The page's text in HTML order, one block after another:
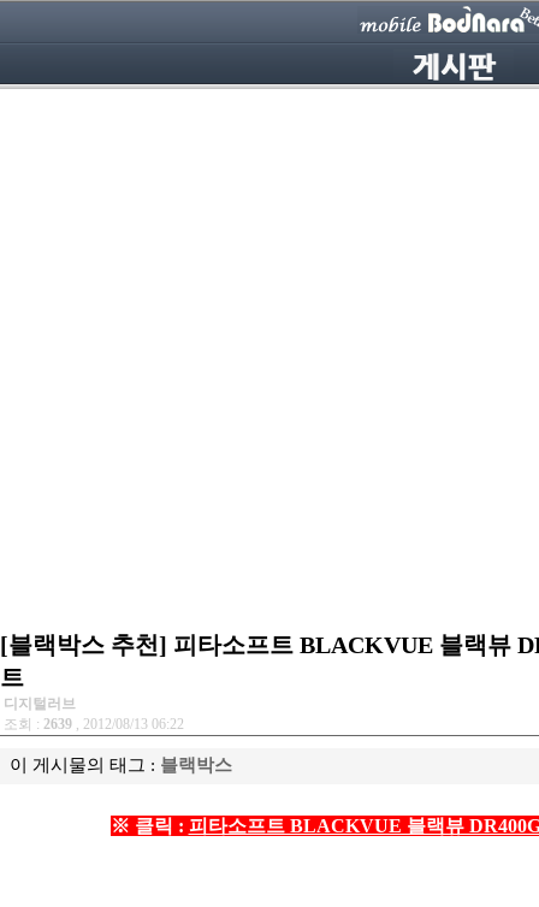
[블랙박스 추천] 피타소프트 BLACKVUE 블랙뷰
트
디지털러브
조회 : 2639 , 2012/08/13 06:22
이 게시물의 태그 : 블랙박스
※ 클릭 : 피타소프트 BLACKVUE 블랙뷰